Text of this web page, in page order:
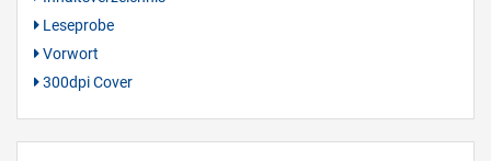
Leseprobe
Vorwort
300dpi Cover